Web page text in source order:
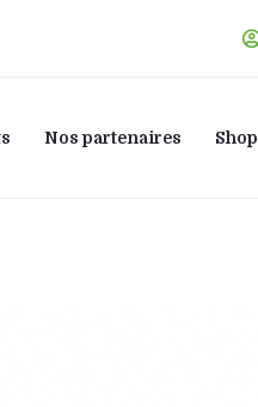
Nos partenaires Shop